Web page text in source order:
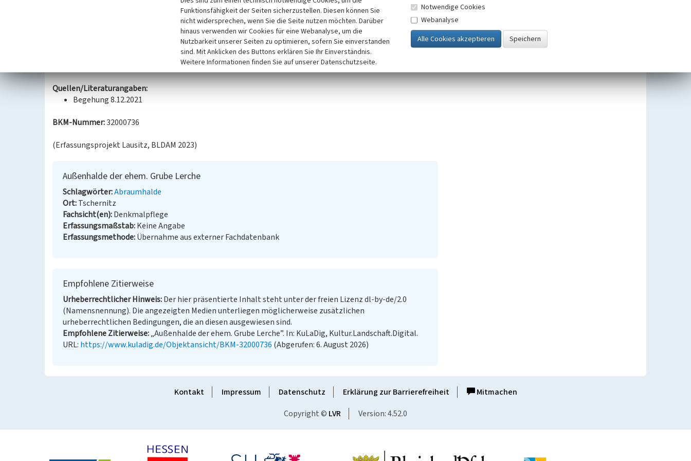
Verbindung der Halde und dem südwestlich anschließenden Restsee ist der
bergbauliche Bezug gut nachvollziehbar. Die Halde ist baumbestanden und über eine
Rampe von der südwestlichen Seite erschlossen.
Quellen/Literaturangaben:
Begehung 8.12.2021
BKM-Nummer:32000736
(Erfassungsprojekt Lausitz, BLDAM 2023)
Außenhalde der ehem. Grube Lerche
Schlagwörter Abraumhalde
Ort Tschernitz
Fachsicht(en) Denkmalpflege
Erfassungsmaßstab Keine Angabe
Erfassungsmethode Übernahme aus externer Fachdatenbank
Empfohlene Zitierweise
Urheberrechtlicher Hinweis Der hier präsentierte Inhalt steht unter der freien Lizenz dl-by-de/2.0
(Namensnennung). Die angezeigten Medien unterliegen möglicherweise zusätzlichen
urheberrechtlichen Bedingungen, die an diesen ausgewiesen sind.
Empfohlene Zitierweise „Außenhalde der ehem. Grube Lerche”. In: KuLaDig, Kultur.Landschaft.Digital.
URL: https://www.kuladig.de/Objektansicht/BKM-32000736 (Abgerufen: 6. August 2026)
Kontakt Impressum Datenschutz Erklärung zur Barrierefreiheit
Mitmachen
Copyright © LVR Version: 4.52.0
Funktionsfähigkeit der Seiten sicherzustellen. Diesen können Sie
nicht widersprechen, wenn Sie die Seite nutzen möchten. Darüber
hinaus verwenden wir Cookies für eine Webanalyse, um die
Nutzbarkeit unserer Seiten zu optimieren, sofern Sie einverstanden
sind. Mit Anklicken des Buttons erklären Sie Ihr Einverständnis.
Weitere Informationen finden Sie auf unserer Datenschutzseite.
Notwendige Cookies
Webanalyse